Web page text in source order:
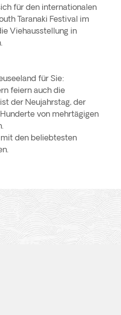
für den internationalen
Taranaki Festival im
Viehausstellung in
für Sie:
feiern auch die
der Neujahrstag, der
von mehrtägigen
mit den beliebtesten